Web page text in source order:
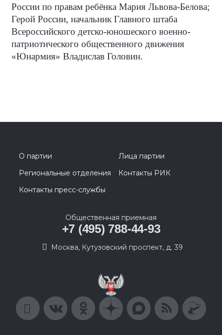
России по правам ребёнка Мария Львова-Белова;
Герой России, начальник Главного штаба
Всероссийского детско-юношеского военно-
патриотического общественного движения
«Юнармия» Владислав Головин.
О партии
Лица партии
Региональные отделения
Контакты РИК
Контакты пресс-службы
Общественная приемная
+7 (495) 788-44-93
Москва, Кутузовский проспект, д. 39